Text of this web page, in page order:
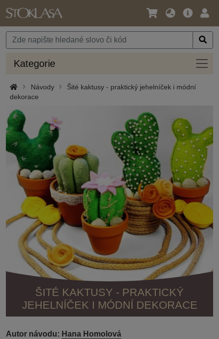
Jazyk
Měna
Hlavní
Kategorie
Návody
Šité kaktusy - praktický jehelníček i módní
dekorace
ŠITÉ KAKTUSY - PRAKTICKÝ
JEHELNÍČEK I MÓDNÍ DEKORACE
Autor návodu: Hana Homolová